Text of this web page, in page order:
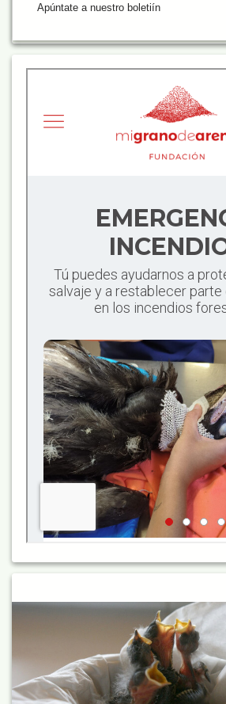
Apúntate a nuestro boletiín